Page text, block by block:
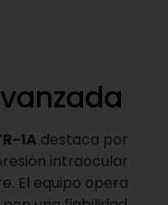
1A destaca por
intraocular
El equipo opera